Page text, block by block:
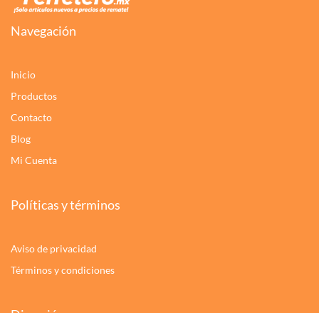
Navegación
Inicio
Productos
Contacto
Blog
Mi Cuenta
Políticas y términos
Aviso de privacidad
Términos y condiciones